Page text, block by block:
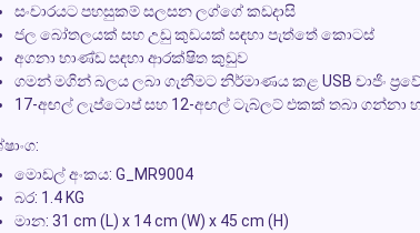
සංචාරයට පහසුකම් සලසන ලග්ගේ කඩදාසි
ජල බෝතලයක් සහ උඩු කුඩයක් සඳහා පැත්තේ කොටස්
අගනා භාණ්ඩ සඳහා ආරක්ෂිත කුඩුව
ගමන් මගින් බලය ලබා ගැනීමට නිර්මාණය කළ USB චාජිං
17-අඟල් ලැප්ටොප් සහ 12-අඟල් ටැබ්ලට් එකක් තබා ගන්නා
මොඩල් අංකය: G_MR9004
බර: 1.4 KG
මාන: 31 cm (L) x 14 cm (W) x 45 cm (H)